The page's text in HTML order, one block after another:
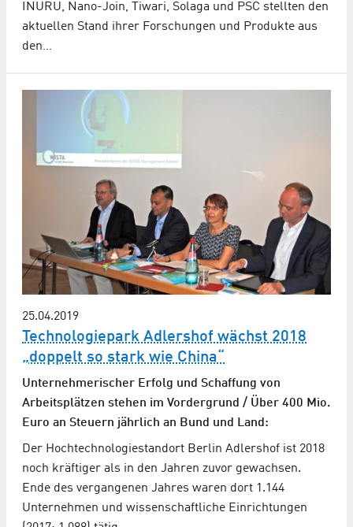
INURU, Nano-Join, Tiwari, Solaga und PSC stellten den
aktuellen Stand ihrer Forschungen und Produkte aus
den…
25.04.2019
Technologiepark Adlershof wächst 2018
„doppelt so stark wie China“
Unternehmerischer Erfolg und Schaffung von
Arbeitsplätzen stehen im Vordergrund / Über 400 Mio.
Euro an Steuern jährlich an Bund und Land:
Der Hochtechnologiestandort Berlin Adlershof ist 2018
noch kräftiger als in den Jahren zuvor gewachsen.
Ende des vergangenen Jahres waren dort 1.144
Unternehmen und wissenschaftliche Einrichtungen